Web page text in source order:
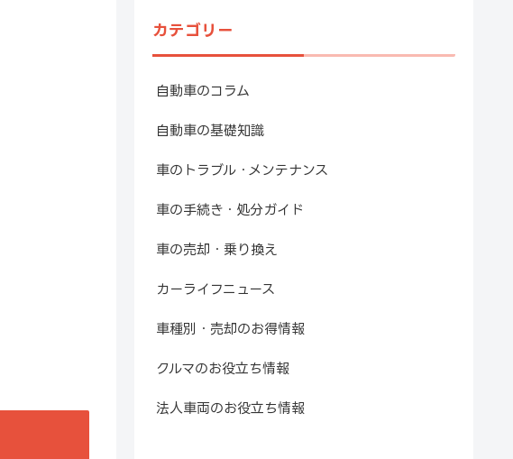
カテゴリー
自動車のコラム
自動車の基礎知識
車のトラブル・メンテナンス
車の手続き・処分ガイド
車の売却・乗り換え
カーライフニュース
車種別・売却のお得情報
クルマのお役立ち情報
法人車両のお役立ち情報